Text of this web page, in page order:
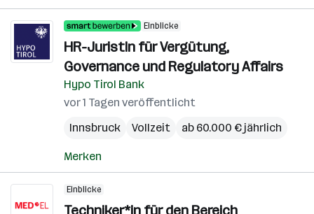
Einblicke
HR-JuristIn für Vergütung,
Governance und Regulatory Affairs
Hypo Tirol Bank
vor 1 Tagen veröffentlicht
Innsbruck
Vollzeit ab 60.000 € jährlich
Merken
Einblicke
Techniker*in für den Bereich